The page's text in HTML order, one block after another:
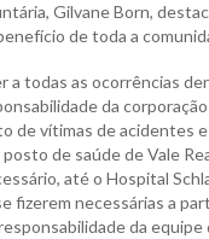
Gilvane Born,
de toda a
a todas as ocorrências
da
de vítimas de acidentes
de saúde de Vale
até o Hospital
fizerem necessárias a
da equipe